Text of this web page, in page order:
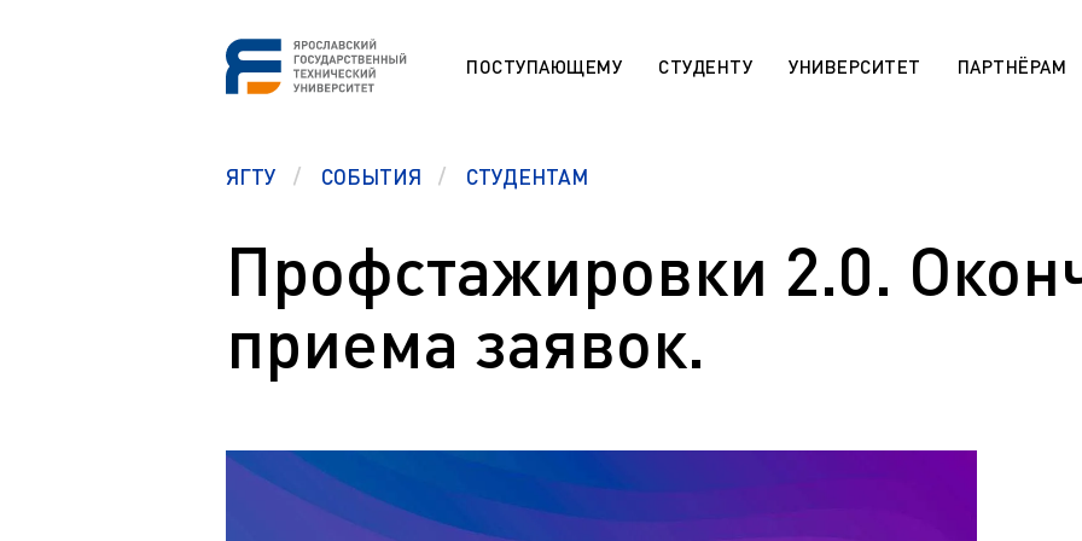
Программа «Поддержка лучших»
Section préparatoire pour les étudiants
étrangers (Fr)
Vorbereitungsabteilung für die
Обучение для иностранных граждан
Государственная научная
День открытых дверей
Сведения об
ПОСТУПАЮЩЕМУ СТУДЕНТУ УНИВЕРСИТЕТ ПАРТНЁРАМ
ЯГТУ СОБЫТИЯ СТУДЕНТАМ
Профстажировки 2.0.
приема заявок.